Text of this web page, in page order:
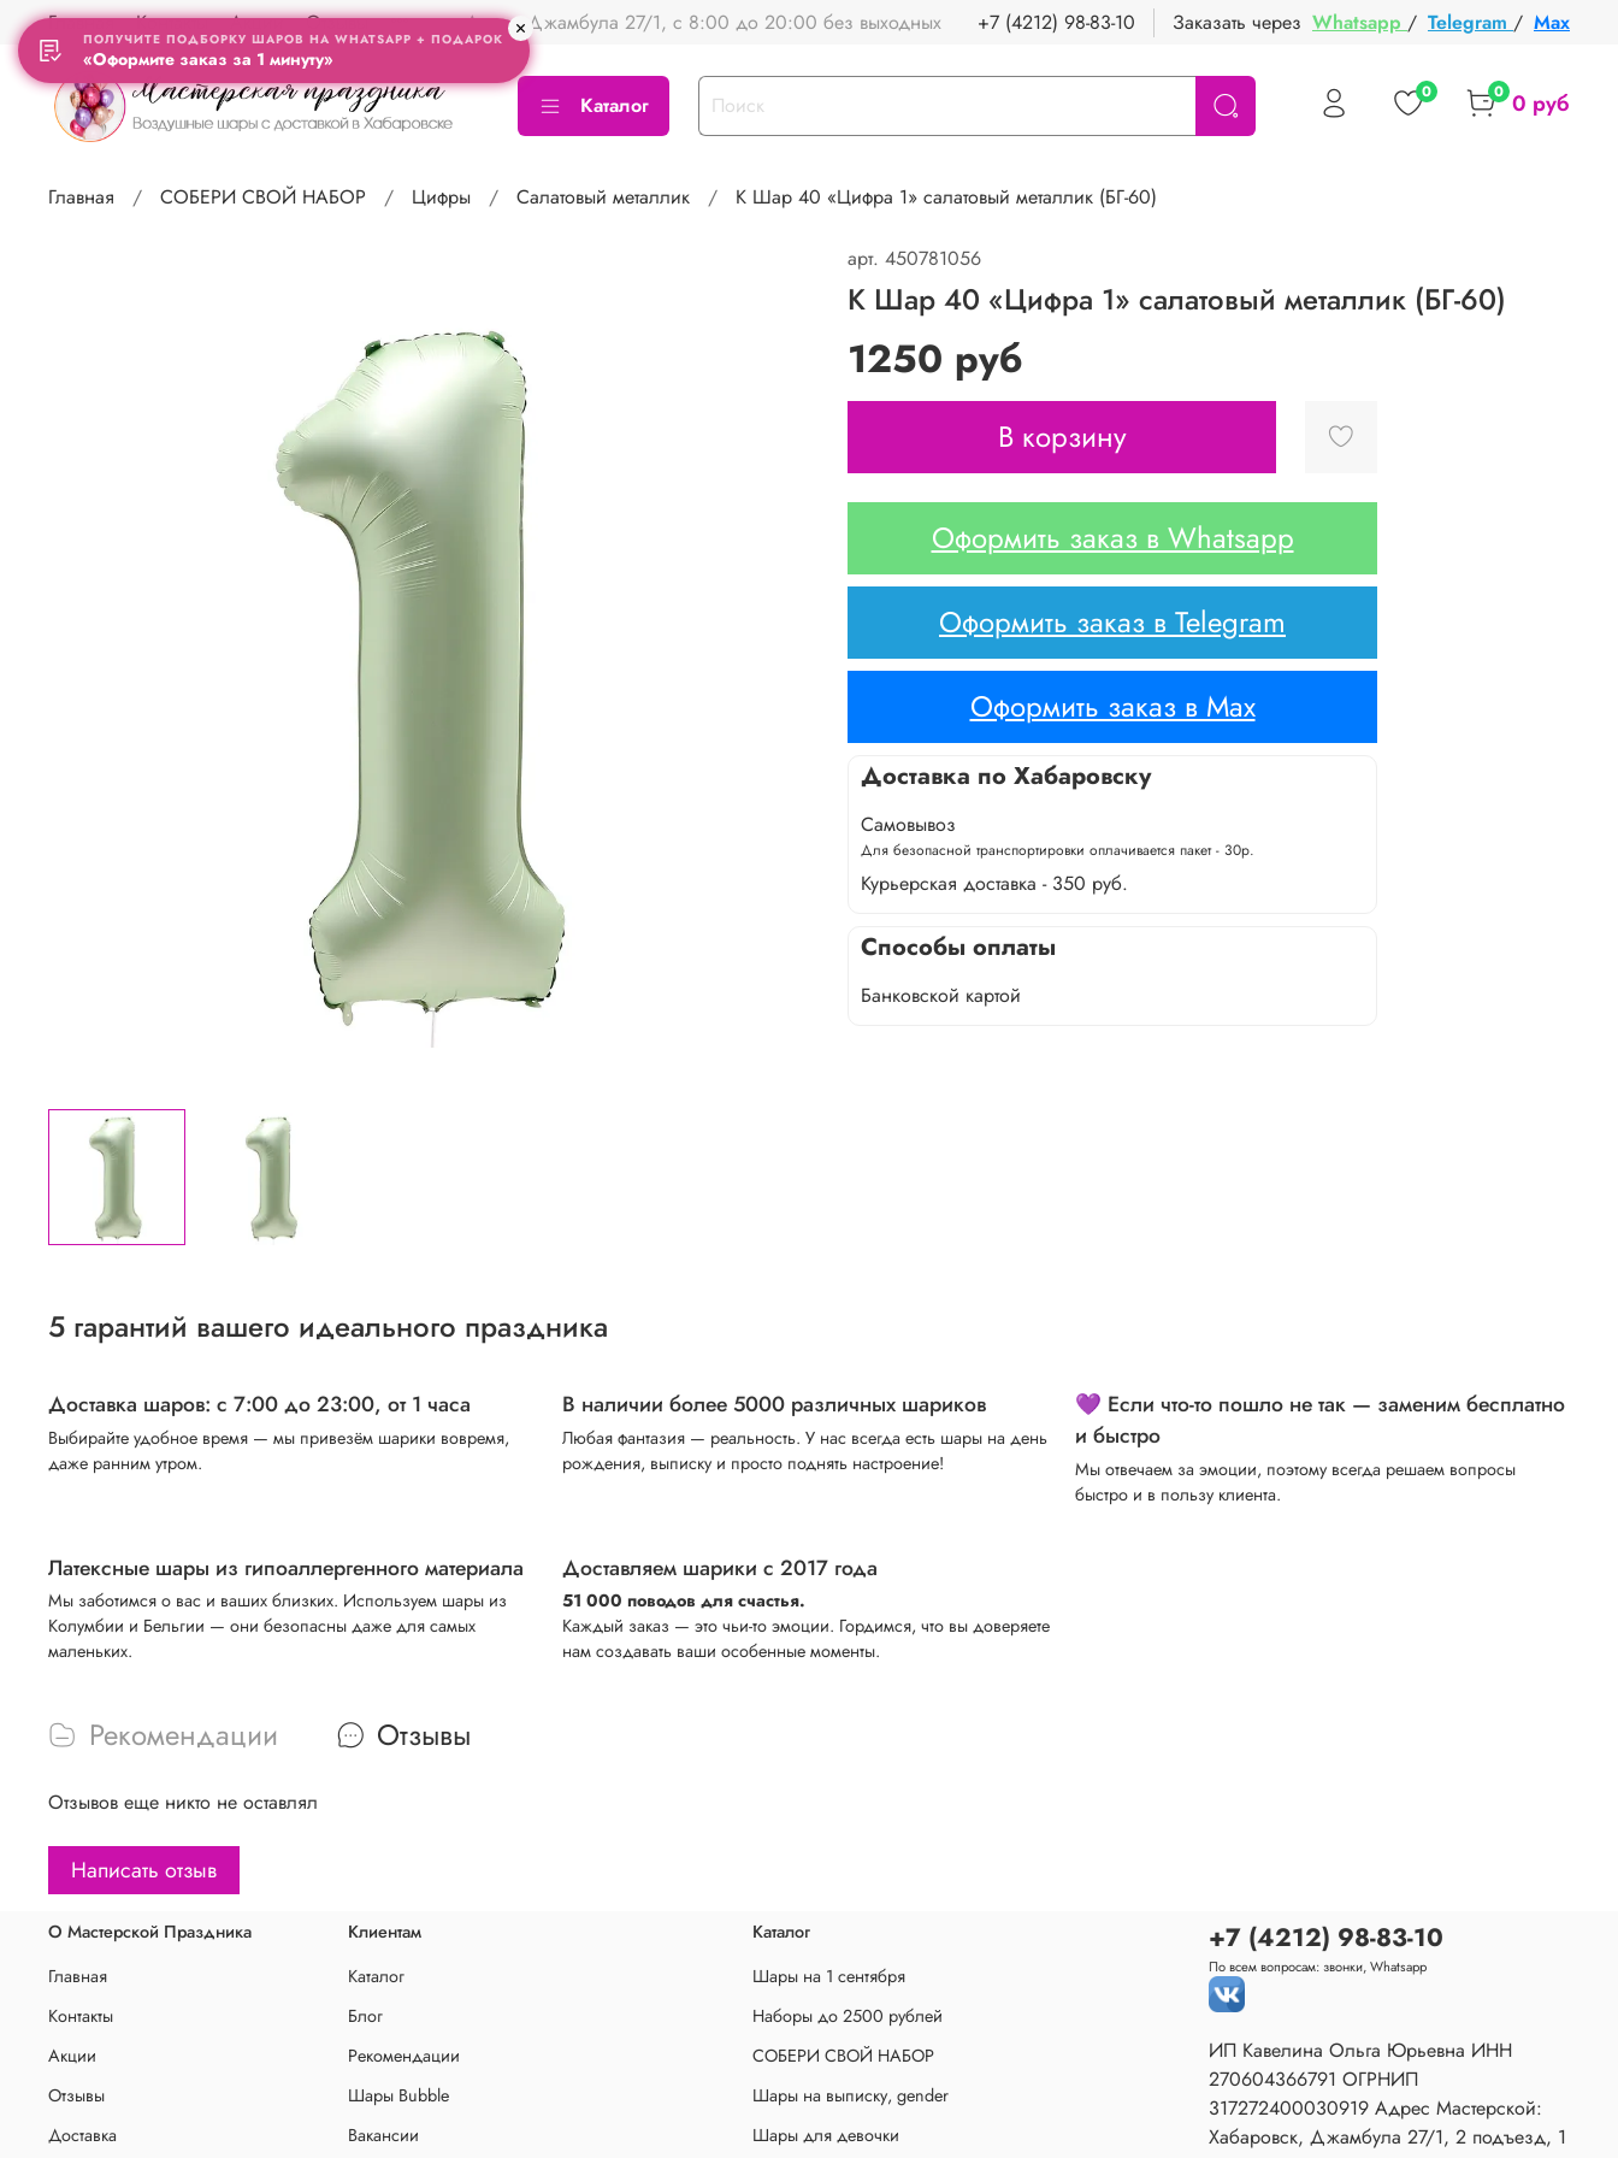
Главная Контакты Акции Отзывы Адрес Джамбула 27/1, с 8:00 до 20:00 без выходных +7 (4212) 98-83-10 Заказать через Whatsapp / Telegram / Max
Каталог 0 0 0 руб
Главная СОБЕРИ СВОЙ НАБОР Цифры Салатовый металлик К Шар 40 «Цифра 1» салатовый металлик (БГ-60)
арт. 450781056
К Шар 40 «Цифра 1» салатовый металлик (БГ-60)
1250 руб
В корзину
Оформить заказ в Whatsapp
Оформить заказ в Telegram
Оформить заказ в Max
Доставка по Хабаровску
Самовывоз
Для безопасной транспортировки оплачивается пакет - 30р.
Курьерская доставка - 350 руб.
Способы оплаты
Банковской картой
5 гарантий вашего идеального праздника
Доставка шаров: с 7:00 до 23:00, от 1 часа
Выбирайте удобное время — мы привезём шарики вовремя,
даже ранним утром.
В наличии более 5000 различных шариков
Любая фантазия — реальность. У нас всегда есть шары на день
рождения, выписку и просто поднять настроение!
💜 Если что-то пошло не так — заменим бесплатно
и быстро
Мы отвечаем за эмоции, поэтому всегда решаем вопросы
быстро и в пользу клиента.
Латексные шары из гипоаллергенного материала
Мы заботимся о вас и ваших близких. Используем шары из
Колумбии и Бельгии — они безопасны даже для самых
маленьких.
Доставляем шарики с 2017 года
51 000 поводов для счастья.
Каждый заказ — это чьи-то эмоции. Гордимся, что вы доверяете
нам создавать ваши особенные моменты.
Рекомендации Отзывы
Отзывов еще никто не оставлял
Написать отзыв
О Мастерской Праздника
Главная
Контакты
Акции
Отзывы
Доставка
Клиентам
Каталог
Блог
Рекомендации
Шары Bubble
Вакансии
Каталог
Шары на 1 сентября
Наборы до 2500 рублей
СОБЕРИ СВОЙ НАБОР
Шары на выписку, gender
Шары для девочки
+7 (4212) 98-83-10
По всем вопросам: звонки, Whatsapp
ИП Кавелина Ольга Юрьевна ИНН
270604366791 ОГРНИП
317272400030919 Адрес Мастерской:
Хабаровск, Джамбула 27/1, 2 подъезд, 1
ПОЛУЧИТЕ ПОДБОРКУ ШАРОВ НА WHATSAPP + ПОДАРОК
«Оформите заказ за 1 минуту»